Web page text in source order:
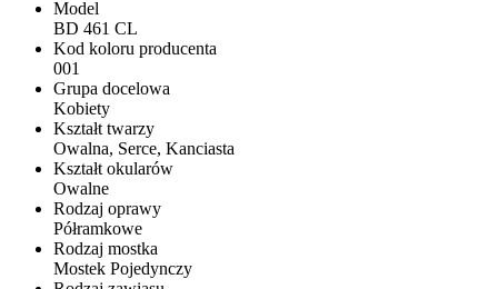
Model
BD 461 CL
Kod koloru producenta
001
Grupa docelowa
Kobiety
Kształt twarzy
Owalna, Serce, Kanciasta
Kształt okularów
Owalne
Rodzaj oprawy
Półramkowe
Rodzaj mostka
Mostek Pojedynczy